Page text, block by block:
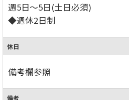
週5日～5日(土日必須)
◆週休2日制
休日
備考欄参照
備考